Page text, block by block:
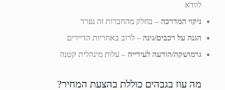
לוודא
ניקוי המדרכה – בחלק מהחברות זה נפרד
הגנה על רכבים/גינה – לרוב באחריות הדיירים
גרמושקה/הודעה לעירייה – עלות מינהלית קטנה
מה עוז בגבהים כוללת בהצעת המחיר?